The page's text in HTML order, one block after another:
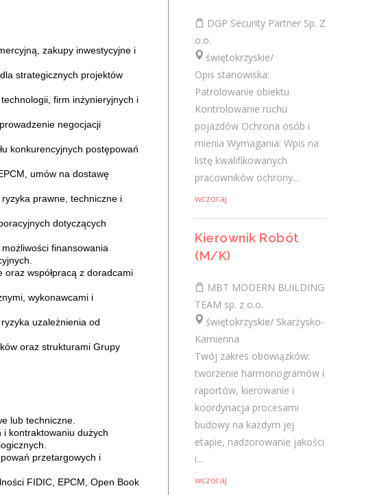
regulacjami zewnętrznymi i wewnętrznymi.
Opiniowanie rozwiązań IT pod kątem...
Więcej ofert pracy
Praca
Ostatnie wpisy
Nowoczesne technologie w pracy. Jak
2 lutego 2021
Jak zmienić pracę fizyczną na biurową?
3 stycznia 2021
W województwie świętokrzyskim
brakuje wykwalifikowanych murarzy
12 grudnia 2020
Dobry lider, czyli jaki?
10 listopada 2020
Mobilny, elastyczny i nastawiony na
rozwój – czy to ideał pracownika?
zakupy inwestycyjne i
strategicznych projektów
firm inżynieryjnych i
negocjacji
konkurencyjnych postępowań
umów na dostawę
prawne, techniczne i
dotyczących
finansowania
współpracą z doradcami
wykonawcami i
uzależnienia od
oraz strukturami Grupy
lub techniczne.
kontraktowaniu dużych
przetargowych i
FIDIC, EPCM, Open Book
DGP Security Partner Sp. Z
o.o.
świętokrzyskie/
Opis stanowiska:
Patrolowanie obiektu
Kontrolowanie ruchu
pojazdów Ochrona osób i
mienia Wymagania: Wpis na
listę kwalifikowanych
pracowników ochrony...
wczoraj
Kierownik Robót
(M/K)
MBT MODERN BUILDING
TEAM sp. z o.o.
świętokrzyskie/ Skarżysko-
Kamienna
Twój zakres obowiązków:
tworzenie harmonogramów i
raportów, kierowanie i
koordynacja procesami
budowy na każdym jej
etapie, nadzorowanie jakości
i...
wczoraj